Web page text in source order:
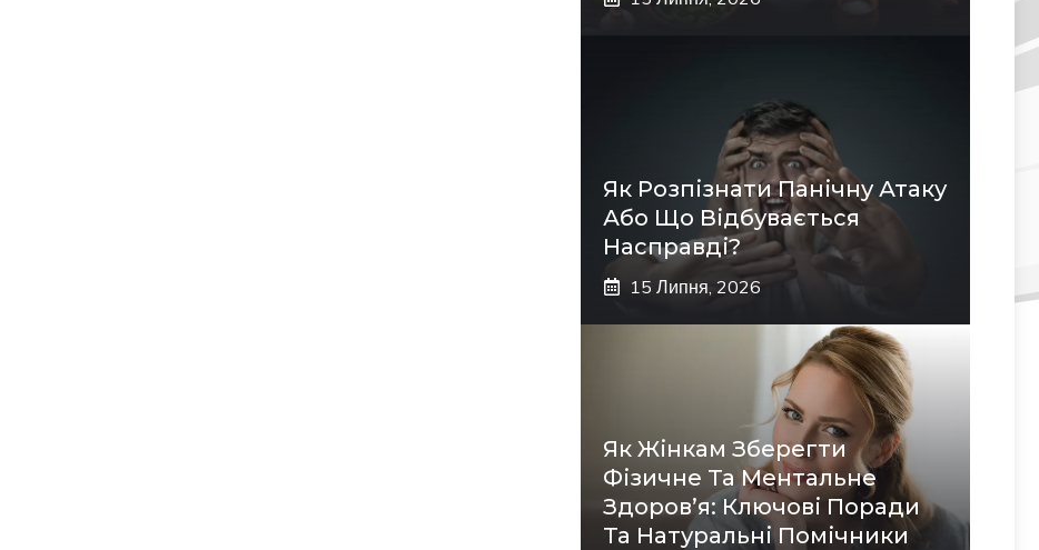
Як Розпізнати Панічну Атаку
Або Що Відбувається
Насправді?
15 Липня, 2026
Як Жінкам Зберегти
Фізичне Та Ментальне
Здоров’я: Ключові Поради
Та Натуральні Помічники